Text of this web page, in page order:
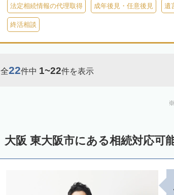
法定相続情報の代理取得 成年後見・任意後見 遺
終活相談
全22件中 1~22件を表示
大阪 東大阪市にある相続対応可